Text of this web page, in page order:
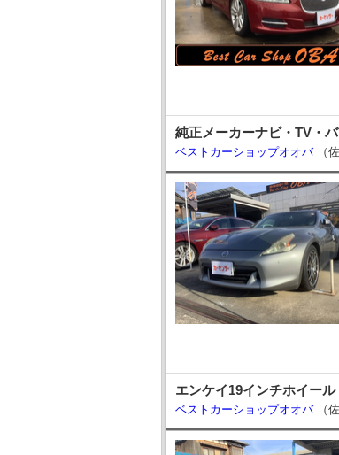
純正メーカーナビ・TV・
ベストカーショップオオバ （
エンケイ19インチホイー
ベストカーショップオオバ （